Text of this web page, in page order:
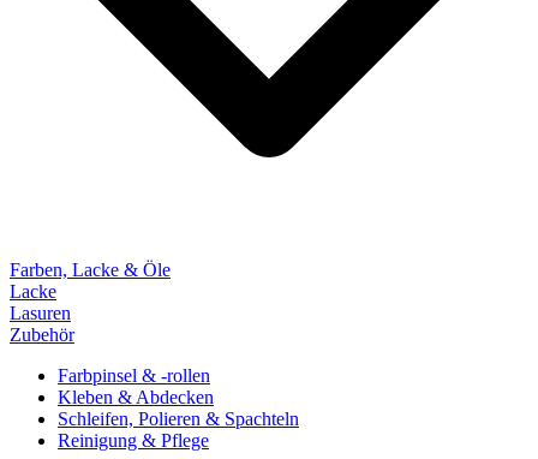
Farben, Lacke & Öle
Lacke
Lasuren
Zubehör
Farbpinsel & -rollen
Kleben & Abdecken
Schleifen, Polieren & Spachteln
Reinigung & Pflege